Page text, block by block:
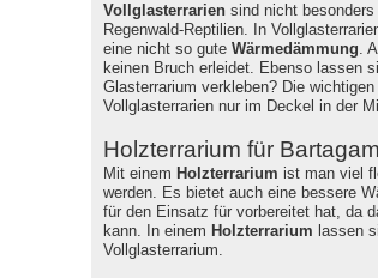
Vollglasterrariensind nicht besonders
Regenwald-Reptilien. In
eine nicht so gute Wärmedämmung .
keinen Bruch erleidet. Ebenso lassen
Glasterrarium verkleben? Die
Vollglasterrarien nur im Deckel in der
Holzterrarium für
Mit einem Holzterrarium ist man viel
werden. Es bietet auch eine bessere
für den Einsatz für vorbereitet hat, da
kann. In einem Holzterrarium lassen
Vollglasterrarium.